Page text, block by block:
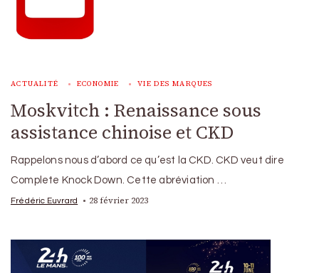
ACTUALITÉ ECONOMIE VIE DES MARQUES
Moskvitch : Renaissance sous
assistance chinoise et CKD
Rappelons nous d’abord ce qu’est la CKD. CKD veut dire
Complete Knock Down. Cette abréviation …
Frédéric Euvrard 28 février 2023